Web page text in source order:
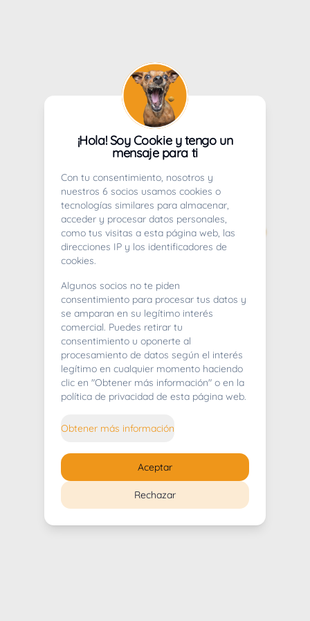
404
Whoops! Lo sentimos mucho.
¡Hola! Soy Cookie y tengo un
mensaje para ti
Con tu consentimiento, nosotros y
nuestros 6 socios usamos cookies o
tecnologías similares para almacenar,
acceder y procesar datos personales,
como tus visitas a esta página web, las
direcciones IP y los identificadores de
cookies.
Algunos socios no te piden
consentimiento para procesar tus datos y
se amparan en su legítimo interés
comercial. Puedes retirar tu
consentimiento u oponerte al
procesamiento de datos según el interés
legítimo en cualquier momento haciendo
clic en "Obtener más información" o en la
política de privacidad de esta página web.
Obtener más información
Rechazar
Aceptar